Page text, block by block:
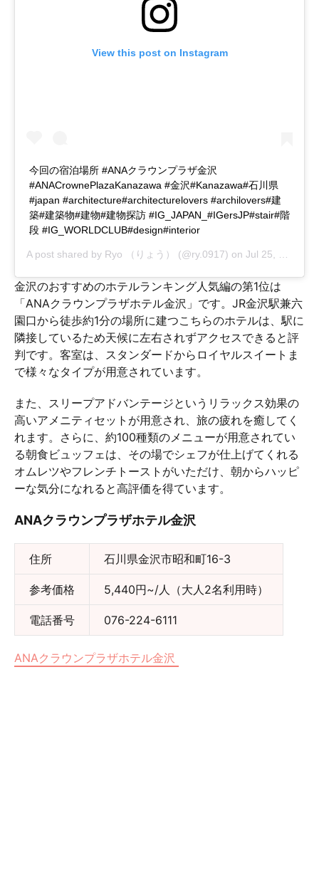
View this post on Instagram
今回の宿泊場所 #ANAクラウンプラザ金沢
#ANACrownePlazaKanazawa #金沢#Kanazawa#石川県
#japan #architecture#architecturelovers #archilovers#建
築#建築物#建物#建物探訪 #IG_JAPAN_#IGersJP#stair#階
段 #IG_WORLDCLUB#design#interior
A post shared by Ryo （りょう） (@ry.0917) on Jul 25, 2016 at 5:14pm PDT
金沢のおすすめのホテルランキング人気編の第1位は
「ANAクラウンプラザホテル金沢」です。JR金沢駅兼六
園口から徒歩約1分の場所に建つこちらのホテルは、駅に
隣接しているため天候に左右されずアクセスできると評
判です。客室は、スタンダードからロイヤルスイートま
で様々なタイプが用意されています。
また、スリープアドバンテージというリラックス効果の
高いアメニティセットが用意され、旅の疲れを癒してく
れます。さらに、約100種類のメニューが用意されてい
る朝食ビュッフェは、その場でシェフが仕上げてくれる
オムレツやフレンチトーストがいただけ、朝からハッピ
ーな気分になれると高評価を得ています。
ANAクラウンプラザホテル金沢
住所 石川県金沢市昭和町16-3
参考価格 5,440円~/人（大人2名利用時）
電話番号 076-224-6111
ANAクラウンプラザホテル金沢